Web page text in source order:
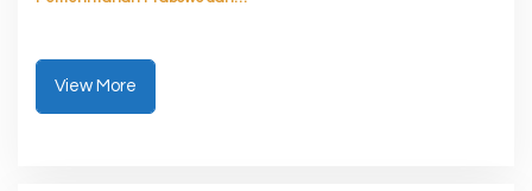
View More